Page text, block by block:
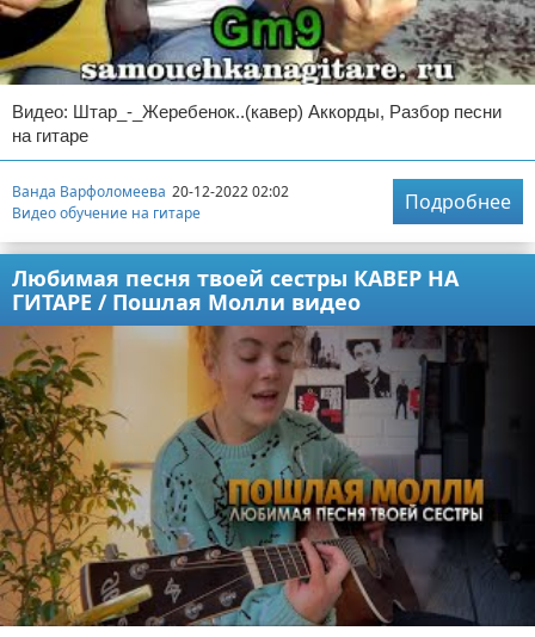
Отказ от ответственности
Видео: Штар_-_Жеребенок..(кавер) Аккорды, Разбор песни
на гитаре
Ванда Варфоломеева 20-12-2022 02:02
Видео обучение на гитаре
Подробнее
Любимая песня твоей сестры КАВЕР НА
ГИТАРЕ / Пошлая Молли видео